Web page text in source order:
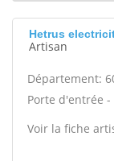
Hetrus
Artisan
Département:
Porte d'entrée -
Voir la fiche